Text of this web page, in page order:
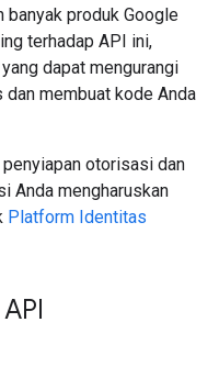
banyak produk Google
terhadap API ini,
dapat mengurangi
dan membuat kode Anda
otorisasi dan
Anda mengharuskan
Platform Identitas